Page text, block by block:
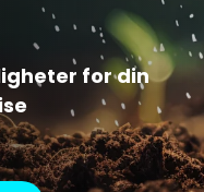
for din